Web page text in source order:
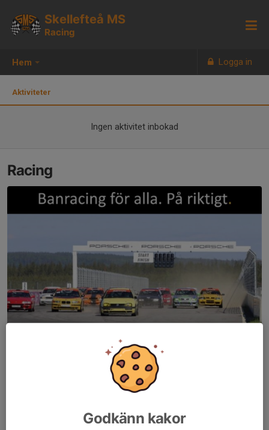
Hem Logga in
Skellefteå MS
Racing
Aktiviteter
Ingen aktivitet inbokad
Racing
Racing körs på asfaltsbana, och vår närmaste bana är
Drivecenter Arena i Fällfors. Inom Skellefteå MS har vi främst
Trophy), Legends, Formel Vee och Time Attack.
Godkänn kakor